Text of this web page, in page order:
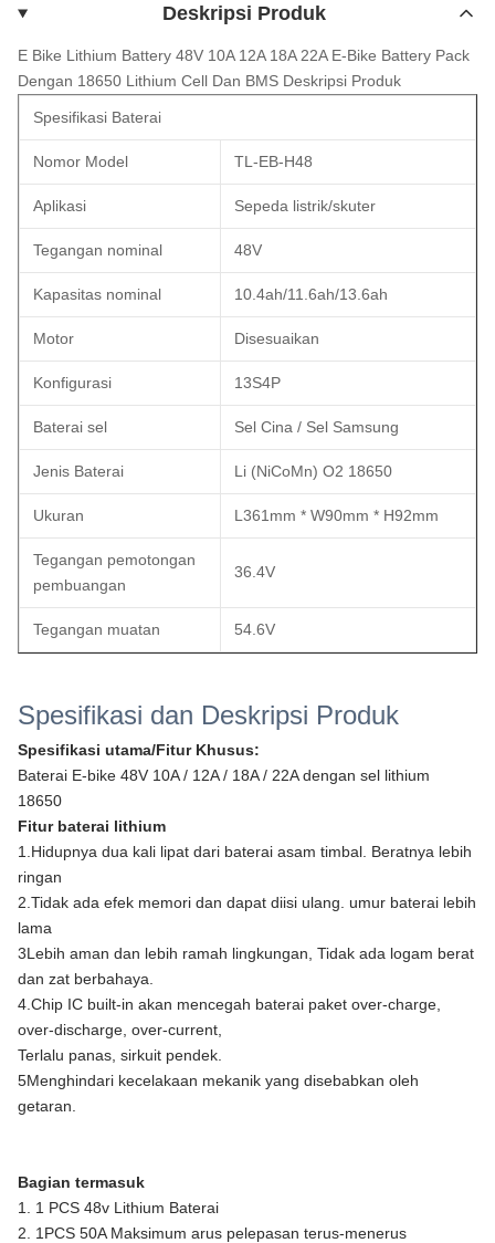
Deskripsi Produk
E Bike Lithium Battery 48V 10A 12A 18A 22A E-Bike Battery Pack
Dengan 18650 Lithium Cell Dan BMS Deskripsi Produk
Spesifikasi Baterai
Nomor Model TL-EB-H48
Aplikasi Sepeda listrik/skuter
Tegangan nominal 48V
Kapasitas nominal 10.4ah/11.6ah/13.6ah
Motor Disesuaikan
Konfigurasi 13S4P
Baterai sel Sel Cina / Sel Samsung
Jenis Baterai Li (NiCoMn) O2 18650
Ukuran L361mm * W90mm * H92mm
Tegangan pemotongan
pembuangan
36.4V
Tegangan muatan 54.6V
Operasi Temp. -20~60°C
Berat badan
Tempat Asal Shenzhen, Cina
Jaminan 1 tahun
Spesifikasi dan Deskripsi Produk
Spesifikasi utama/Fitur Khusus:
Baterai E-bike 48V 10A / 12A / 18A / 22A dengan sel lithium
18650
Fitur baterai lithium
1.Hidupnya dua kali lipat dari baterai asam timbal. Beratnya lebih
ringan
2.Tidak ada efek memori dan dapat diisi ulang. umur baterai lebih
lama
3Lebih aman dan lebih ramah lingkungan, Tidak ada logam berat
dan zat berbahaya.
4.Chip IC built-in akan mencegah baterai paket over-charge,
over-discharge, over-current,
Terlalu panas, sirkuit pendek.
5Menghindari kecelakaan mekanik yang disebabkan oleh
getaran.
Bagian termasuk
1. 1 PCS 48v Lithium Baterai
2. 1PCS 50A Maksimum arus pelepasan terus-menerus